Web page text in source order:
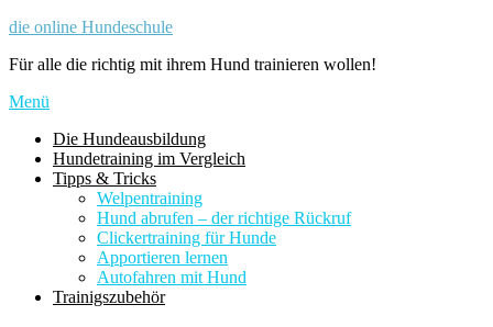
Zum
springen
die online Hundeschule
Für alle die richtig mit ihrem Hund trainieren wollen!
Menü
Die Hundeausbildung
Hundetraining im Vergleich
Tipps & Tricks
Welpentraining
Hund abrufen – der richtige Rückruf
Clickertraining für Hunde
Apportieren lernen
Autofahren mit Hund
Trainigszubehör